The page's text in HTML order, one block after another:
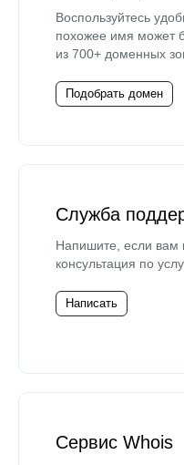
Воспользуйтесь
похожее имя может
из 700+ доменных
Подобрать домен
Служба
Напишите, если
консультация по
Написать
Сервис Whois